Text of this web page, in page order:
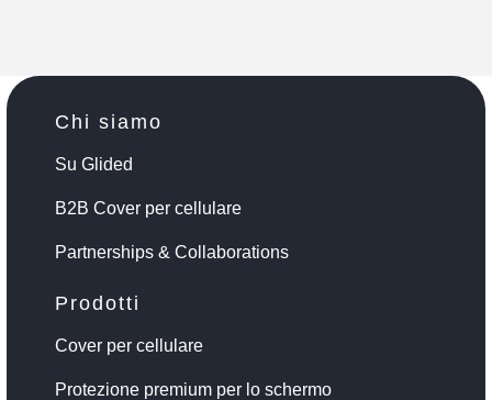
Chi siamo
Su Glided
B2B Cover per cellulare
Partnerships & Collaborations
Prodotti
Cover per cellulare
Protezione premium per lo schermo